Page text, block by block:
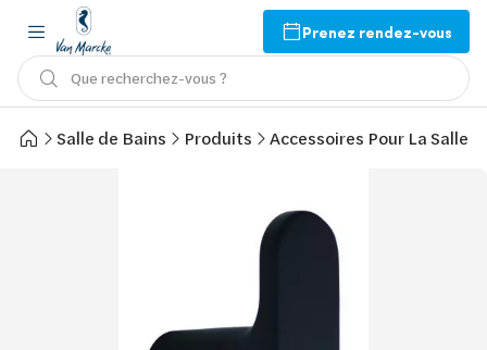
Prenez rendez-vous
Que recherchez-vous ?
Salle de Bains Produits Accessoires Pour La Salle